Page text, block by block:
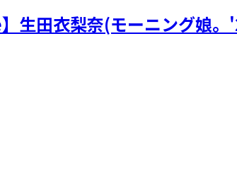
】生田衣梨奈(モーニング娘